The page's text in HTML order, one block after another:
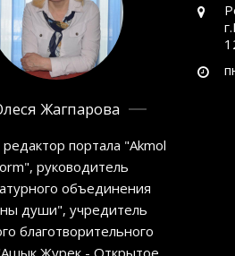
Жагпарова
портала "Akmol
руководитель
объединения
души", учредитель
благотворительного